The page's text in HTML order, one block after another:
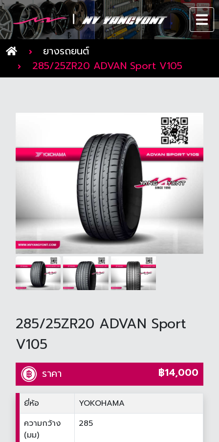
ยางรถยนต์
285/25ZR20 ADVAN Sport V105
285/25ZR20 ADVAN Sport
V105
ราคา ฿14,000
ยี่ห้อ
YOKOHAMA
ความกว้าง
(มม)
285